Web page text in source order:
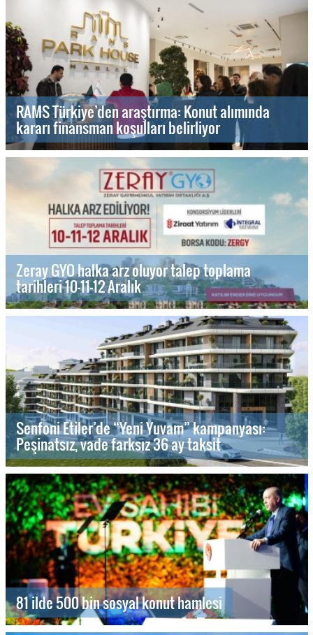
RAMS Türkiye’den araştırma: Konut alımında
kararı finansman koşulları belirliyor
Zeray GYO halka arz oluyor talep toplama
tarihleri 10-11-12 Aralık
Senfoni Etiler’de “Yeni Yuvam” kampanyası:
Peşinatsız, vade farksız 36 ay taksit
81 ilde 500 bin sosyal konut hamlesi